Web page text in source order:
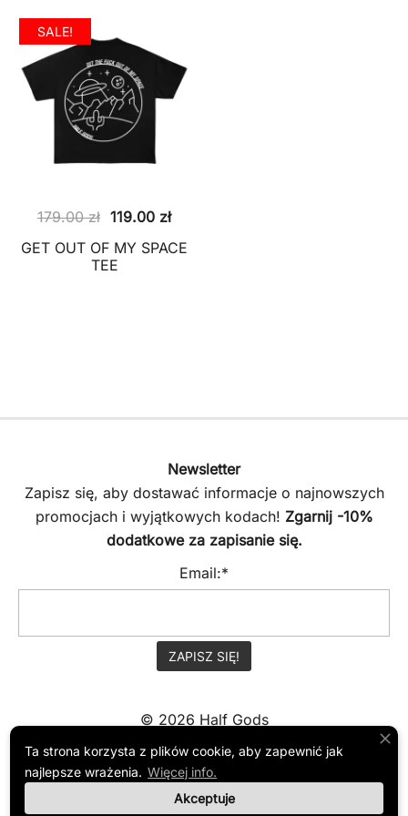
SALE!
179.00zł Pierwotna
cena
wynosiła:
119.00 złAktualna
cena
GET OUT OF MY SPACE
TEE
Newsletter
Zapisz się, aby dostawać informacje o najnowszych
promocjach i wyjątkowych kodach! Zgarnij -10%
dodatkowe za zapisanie się.
Email:*
© 2026 Half Gods
REGULAMIN
Ta strona korzysta z plików cookie, aby zapewnić jak
najlepsze wrażenia. Więcej info.
Akceptuje